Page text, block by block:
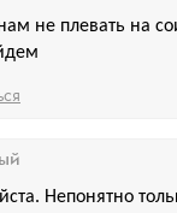
не плевать на
Непонятно